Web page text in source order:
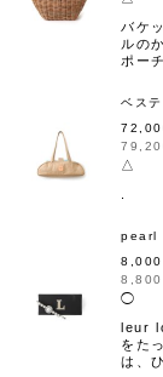
バケ
ルの
ポー
ベス
△
pearl
8,000
8,800
◯
leur
をた
は、